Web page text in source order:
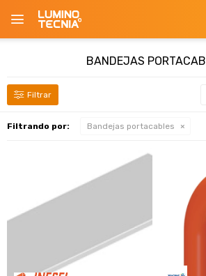

BANDEJAS
Filtrando por: Bandejas portacables